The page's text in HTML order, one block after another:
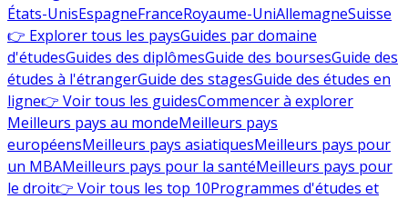
États-UnisEspagneFranceRoyaume-UniAllemagneSuisse
👉 Explorer tous les paysGuides par domaine
d'étudesGuides des diplômesGuide des boursesGuide des
études à l'étrangerGuide des stagesGuide des études en
ligne👉 Voir tous les guidesCommencer à explorer
Meilleurs pays au mondeMeilleurs pays
européensMeilleurs pays asiatiquesMeilleurs pays pour
un MBAMeilleurs pays pour la santéMeilleurs pays pour
le droit👉 Voir tous les top 10Programmes d'études et